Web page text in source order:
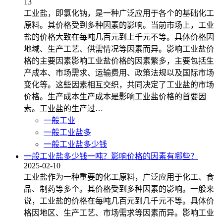
13
工业盐，即氯化钠，是一种广泛应用于各个的基础化工
原料。其价格受到多种因素的影响。当前市场上，工业
盐的价格大致在每吨几百元到上千元不等。具体价格因
地域、生产工艺、供需情况等因素而异。影响工业盐价
格的主要因素影响工业盐价格的因素繁多，主要包括生
产成本、市场需求、运输费用、政策法规以及国际市场
变化等。这些因素相互交织，共同决定了工业盐的市场
价格。生产成本生产成本是影响工业盐价格的首要因
素。工业盐的生产过…
一般工业
一般工业盐多
一般工业盐多少钱
一般工业盐多少钱一吨？影响价格的因素有哪些？
2025-02-10
工业盐作为一种重要的化工原料，广泛应用于化工、食
品、制药等多个。其价格受到多种因素的影响。一般来
说，工业盐的价格在每吨几百元到几千元不等。具体价
格因地区、生产工艺、市场需求等因素而异。影响工业